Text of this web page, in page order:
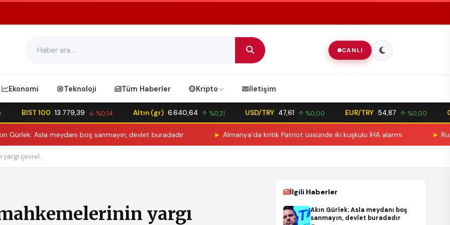
CANLI
Ekonomi Teknoloji Tüm Haberler Kripto İletişim
BIST 100 13.779,39 ↓ %0,14 Altın (gr) 6.640,64 ↑ %0,21 USD/TRY 47,61 ↑ %0,00 EUR/TRY 54,87 ↑ %0,00
Asla meydanı boş sanmayın, devlet buradadır ► Almanya’da kritik Patriot üssünde iki kuşkulu İHA alarmı ► Rusya
çevrel...
yargı
İlgili Haberler
Akın Gürlek: Asla meydanı boş
sanmayın, devlet buradadır